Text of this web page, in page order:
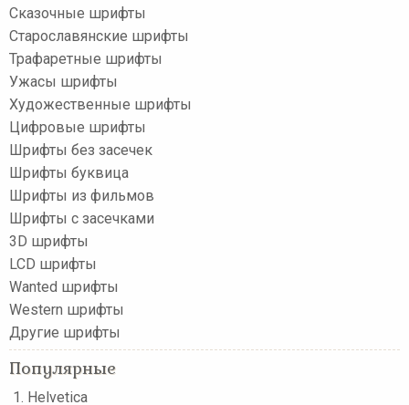
Сказочные шрифты
Старославянские шрифты
Трафаретные шрифты
Ужасы шрифты
Художественные шрифты
Цифровые шрифты
Шрифты без засечек
Шрифты буквица
Шрифты из фильмов
Шрифты с засечками
3D шрифты
LCD шрифты
Wanted шрифты
Western шрифты
Другие шрифты
Популярные
Helvetica